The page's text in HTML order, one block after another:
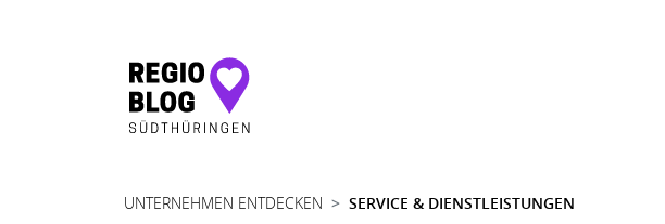
Hauptnavigation
UNTERNEHMEN ENTDECKEN SERVICE & DIENSTLEISTUNGEN